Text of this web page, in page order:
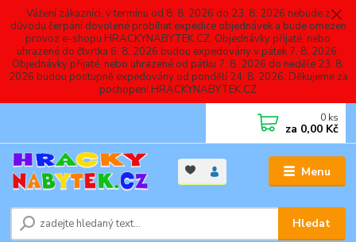
Vážení zákazníci, v termínu od 8. 8. 2026 do 23. 8. 2026 nebude z
důvodu čerpání dovolené probíhat expedice objednávek a bude omezen
provoz e-shopu HRACKYNABYTEK.CZ. Objednávky přijaté, nebo
uhrazené do čtvrtka 6. 8. 2026 budou expedovány v pátek 7. 8. 2026.
Objednávky přijaté, nebo uhrazené od pátku 7. 8. 2026 do neděle 23. 8.
2026 budou postupně expedovány od pondělí 24. 8. 2026. Děkujeme za
pochopení HRACKYNABYTEK.CZ
Menu
Hledat
0 ks
za 0,00 Kč